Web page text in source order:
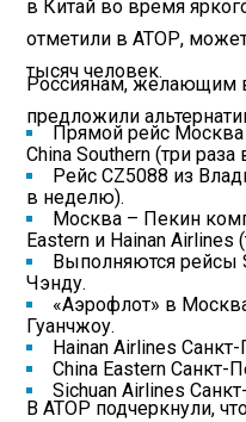
в Китай во время
отметили в АТОР,
тысяч человек.
Россиянам, желающим
предложили
Прямой рейс
China Southern (три
Рейс CZ5088 из
в неделю).
Москва – Пекин
Eastern и Hainan
Выполняются рейсы
Чэнду.
«Аэрофлот» в
Гуанчжоу.
Hainan Airlines
China Eastern Санкт-
Sichuan Airlines
В АТОР подчеркнули,